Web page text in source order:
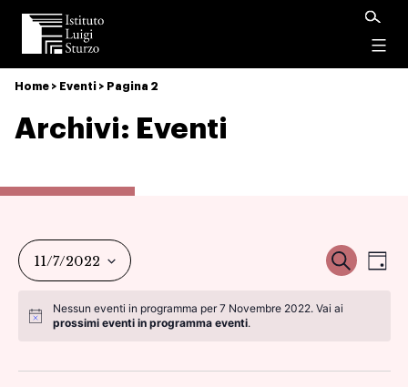
Istituto
Luigi
Sturzo
Home > Eventi > Pagina 2
Archivi: Eventi
Cerca
11/7/2022
la
Nessun eventi in programma per 7 Novembre 2022. Vai ai
prossimi eventi in programma eventi.